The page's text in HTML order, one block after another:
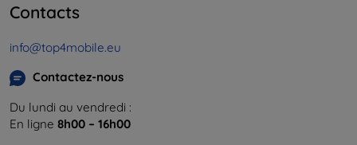
Contacts
info@top4mobile.eu
Contactez-nous
Du lundi au vendredi :
En ligne 8h00 – 16h00